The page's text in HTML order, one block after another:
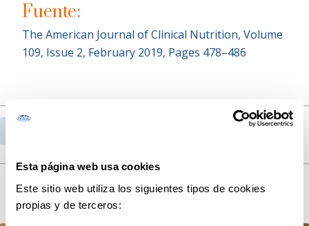
Esta página web usa cookies
Este sitio web utiliza los siguientes tipos de cookies
propias y de terceros:
Fuente:
The American Journal of Clinical Nutrition, Volume
109, Issue 2, February 2019, Pages 478–486
Lee nuestras últimas publicaciones